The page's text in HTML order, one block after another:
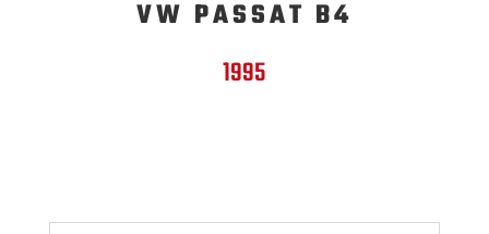
VW PASSAT B4
1995